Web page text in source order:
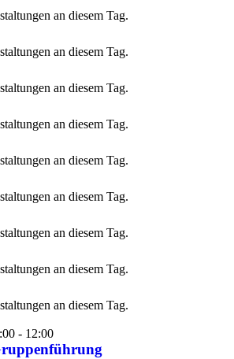
an diesem Tag.
an diesem Tag.
an diesem Tag.
an diesem Tag.
an diesem Tag.
an diesem Tag.
an diesem Tag.
an diesem Tag.
an diesem Tag.
- 12:00